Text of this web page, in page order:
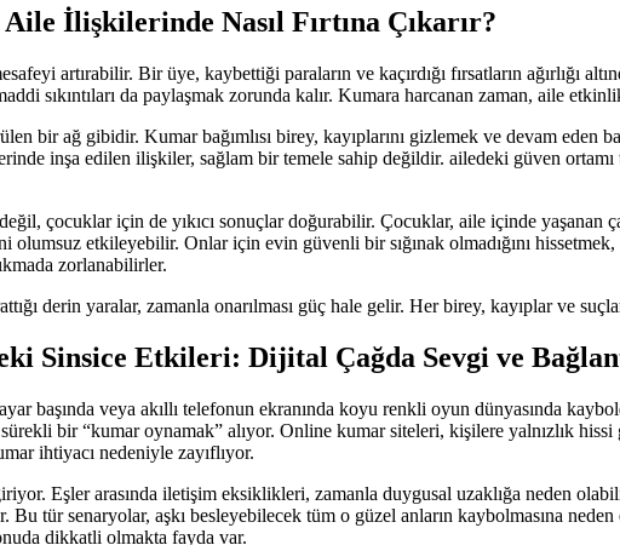
İlişkilerinde Nasıl Fırtına Çıkarır?
artırabilir. Bir üye, kaybettiği paraların ve kaçırdığı fırsatların ağırlığı
sıkıntıları da paylaşmak zorunda kalır. Kumara harcanan zaman, aile
bir ağ gibidir. Kumar bağımlısı birey, kayıplarını gizlemek ve devam eden
inşa edilen ilişkiler, sağlam bir temele sahip değildir. ailedeki güven
çocuklar için de yıkıcı sonuçlar doğurabilir. Çocuklar, aile içinde
olumsuz etkileyebilir. Onlar için evin güvenli bir sığınak olmadığını
zorlanabilirler.
derin yaralar, zamanla onarılması güç hale gelir. Her birey, kayıplar ve
Sinsice Etkileri: Dijital Çağda Sevgi ve
başında veya akıllı telefonun ekranında koyu renkli oyun dünyasında
bir “kumar oynamak” alıyor. Online kumar siteleri, kişilere yalnızlık
ihtiyacı nedeniyle zayıflıyor.
Eşler arasında iletişim eksiklikleri, zamanla duygusal uzaklığa neden
Bu tür senaryolar, aşkı besleyebilecek tüm o güzel anların kaybolmasına
dikkatli olmakta fayda var.